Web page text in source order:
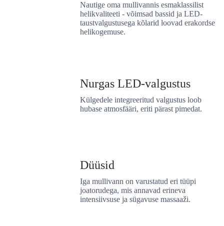
Nautige oma mullivannis esmaklassilist
helikvaliteeti - võimsad bassid ja LED-
taustvalgustusega kõlarid loovad erakordse
helikogemuse.
Nurgas LED-valgustus
Külgedele integreeritud valgustus loob
hubase atmosfääri, eriti pärast pimedat.
Düüsid
Iga mullivann on varustatud eri tüüpi
joatorudega, mis annavad erineva
intensiivsuse ja sügavuse massaaži.